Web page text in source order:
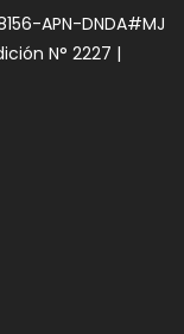
APN-DNDA#MJ
N° 2227 |